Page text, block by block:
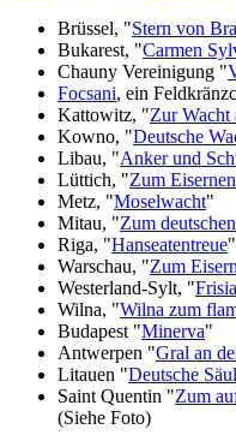
Brüssel, "Stern von
Bukarest, "Carmen
Chauny Vereinigung "
Focsani, ein
Kattowitz, "Zur Wacht
Kowno, "Deutsche
Libau, "Anker und
Lüttich, "Zum
Metz, "Moselwacht"
Mitau, "Zum
Riga, "Hanseatentreue"
Warschau, "Zum
Westerland-Sylt, "
Wilna, "Wilna zum
Budapest "Minerva"
Antwerpen "Gral an
Litauen "Deutsche
Saint Quentin "Zum
(Siehe Foto)